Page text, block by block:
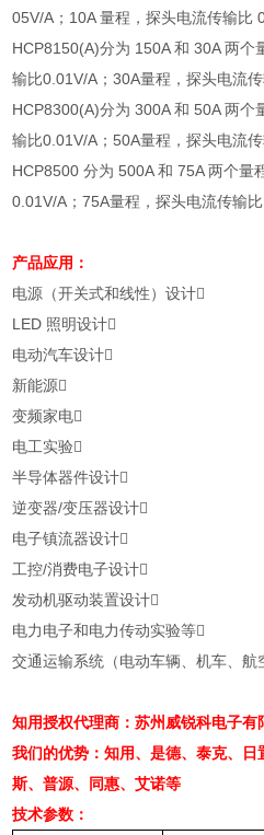
05V/A ； 10A量程，探头电流传输比
HCP8150(A)分为 150A和 30A两个
输比0.01V/A ；30A量程，探头电流
HCP8300(A)分为 300A和 50A两个
输比0.01V/A ；50A量程，探头电流
HCP8500分为 500A和 75A两个量
0.01V/A ；75A量程，探头电流传输比
产品应用：
电源（开关式和线性）设计
LED 照明设计
电动汽车设计
新能源
变频家电
电工实验
半导体器件设计
逆变器/变压器设计
电子镇流器设计
工控/消费电子设计
发动机驱动装置设计
电力电子和电力传动实验等
交通运输系统（电动车辆、机车、航
知用授权代理商：苏州威锐科电子有
我们的优势：知用、是德、泰克、
斯、普源、同惠、艾诺等
技术参数：